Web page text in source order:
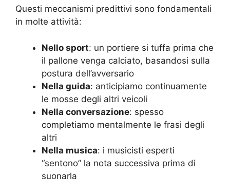
Questi meccanismi predittivi sono fondamentali
in molte attività:
Nello sport: un portiere si tuffa prima che
il pallone venga calciato, basandosi sulla
postura dell’avversario
Nella guida: anticipiamo continuamente
le mosse degli altri veicoli
Nella conversazione: spesso
completiamo mentalmente le frasi degli
altri
Nella musica: i musicisti esperti
“sentono” la nota successiva prima di
suonarla